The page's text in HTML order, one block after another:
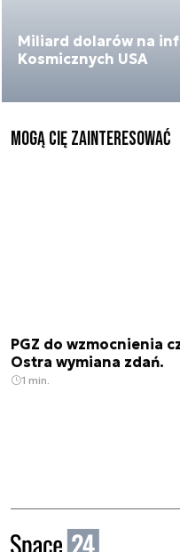
Miliard dolarów na
Kosmicznych USA
Mogą Cię zainteresować
PGZ do wzmocnienia
Ostra wymiana zdań.
1 min.